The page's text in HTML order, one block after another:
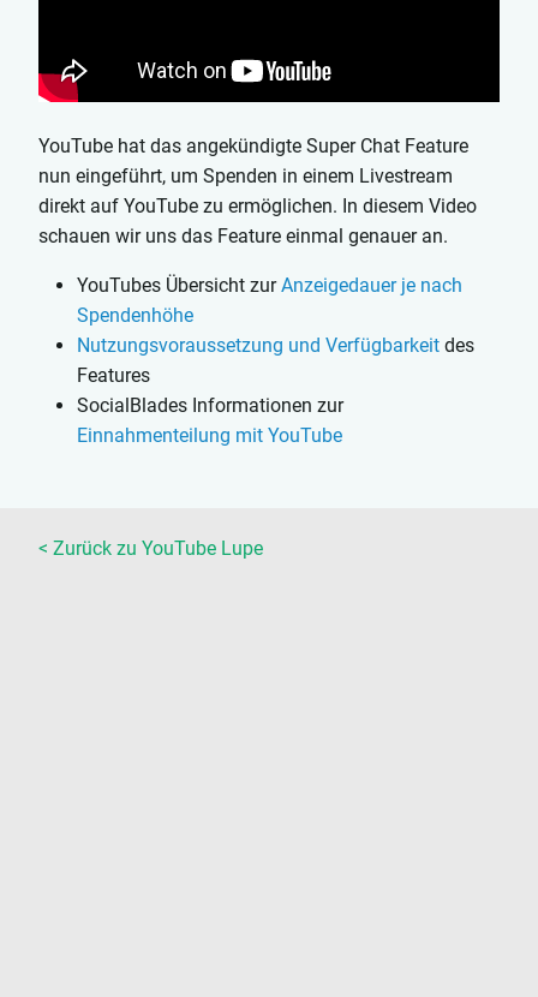
YouTube hat das angekündigte Super Chat Feature
nun eingeführt, um Spenden in einem Livestream
direkt auf YouTube zu ermöglichen. In diesem Video
schauen wir uns das Feature einmal genauer an.
YouTubes Übersicht zurAnzeigedauer je nach
Spendenhöhe
Nutzungsvoraussetzung und Verfügbarkeit des
Features
SocialBlades Informationen zur
Einnahmenteilung mit YouTube
< Zurück zu YouTube Lupe